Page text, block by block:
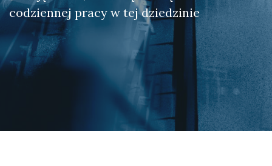
codziennej pracy w tej dziedzinie